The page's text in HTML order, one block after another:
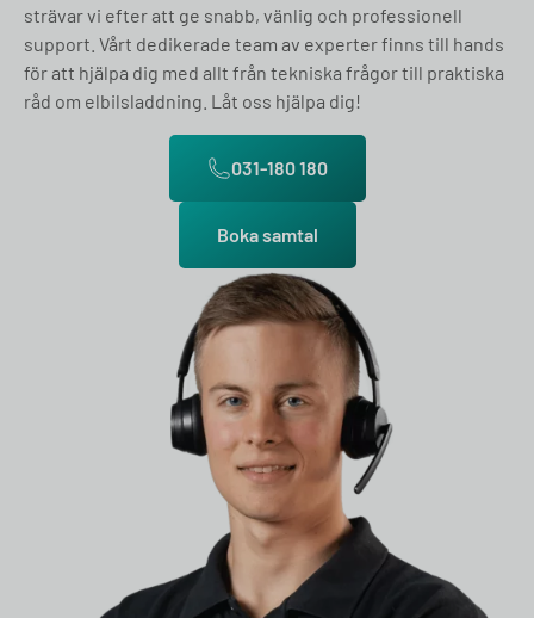
strävar vi efter att ge snabb, vänlig och professionell
support. Vårt dedikerade team av experter finns till hands
för att hjälpa dig med allt från tekniska frågor till praktiska
råd om elbilsladdning. Låt oss hjälpa dig!
031-180 180
Boka samtal